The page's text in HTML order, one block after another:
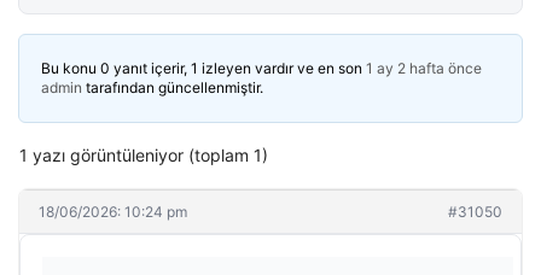
Bu konu 0 yanıt içerir, 1 izleyen vardır ve en son 1 ay 2 hafta önce
admin tarafından güncellenmiştir.
1 yazı görüntüleniyor (toplam 1)
18/06/2026: 10:24 pm #31050